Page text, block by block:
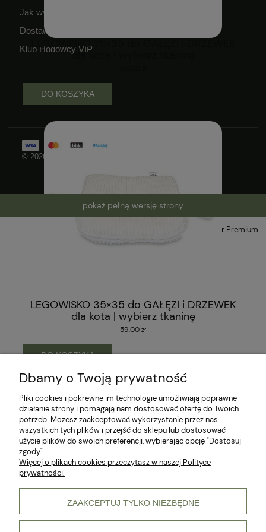
LEGOWISKO 75×35 do GAŁĘZI i DRZEWEK
dla kota | wybierz tkaninę
DO KOSZYKA
LEGOWISKO 35×35 do GAŁĘZI i DRZEWEK
dla kota | wybierz tkaninę
59,00 zł
DO KOSZYKA
Jak wykorzystać kupon?
Dostawa i czas realizacji zamówień
Klub Hodowcy VIP
© 2026 Wszelkie prawa zastrzeżone
pokaż pełną wersję strony
Sklep internetowy Shoper Premium
Dbamy o Twoją prywatność
Pliki cookies i pokrewne im technologie umożliwiają poprawne
działanie strony i pomagają nam dostosować ofertę do Twoich
potrzeb. Możesz zaakceptować wykorzystanie przez nas
wszystkich tych plików i przejść do sklepu lub dostosować
użycie plików do swoich preferencji, wybierając opcję "Dostosuj
zgody".
Więcej o plikach cookies przeczytasz w naszej Polityce
prywatności.
ZAAKCEPTUJ TYLKO NIEZBĘDNE